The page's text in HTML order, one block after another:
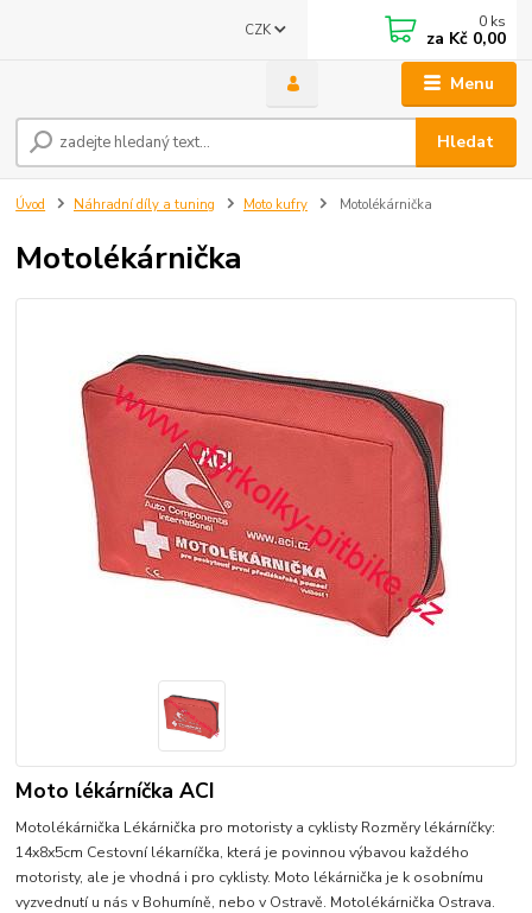
Menu
CZK
Hledat
0 ks
za Kč 0,00
Úvod Náhradní díly a tuning Moto kufry Motolékárnička
Motolékárnička
Moto lékárníčka ACI
Motolékárnička Lékárnička pro motoristy a cyklisty Rozměry lékárníčky:
14x8x5cm Cestovní lékarníčka, která je povinnou výbavou každého
motoristy, ale je vhodná i pro cyklisty. Moto lékárnička je k osobnímu
vyzvednutí u nás v Bohumíně, nebo v Ostravě. Motolékárnička Ostrava.